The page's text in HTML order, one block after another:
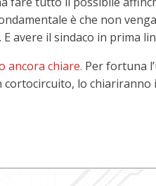
è che non
avere il sindaco in prima
ancora chiare. Per fortuna
cortocircuito, lo